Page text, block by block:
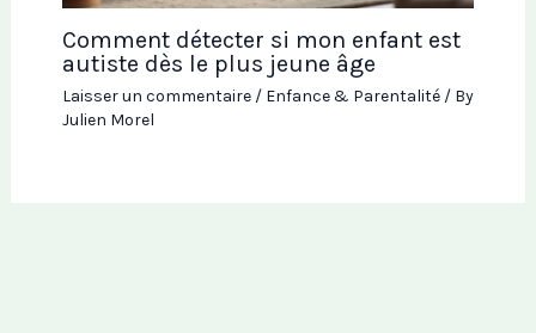
Comment détecter si mon enfant est
autiste dès le plus jeune âge
Laisser un commentaire / Enfance & Parentalité/ By
Julien Morel